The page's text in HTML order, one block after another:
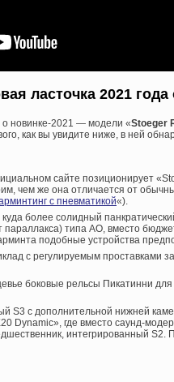
ласточка 2021
новинке-2021 — модели «Stoeger
как вы увидите ниже, в ней
сайте позиционирует
чем же она отличается от
с пневматикой«).
более солидный
параллакса) типа АО, вместо
подобные устройства
с регулируемым
боковые рельсы Пикатинни
S3 с дополнительной нижней
Dynamic», где вместо саунд-
интегрированный S2.